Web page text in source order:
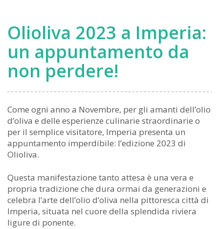
Olioliva 2023 a Imperia:
un appuntamento da
non perdere!
Come ogni anno a Novembre, per gli amanti dell’olio
d’oliva e delle esperienze culinarie straordinarie o
per il semplice visitatore, Imperia presenta un
appuntamento imperdibile: l’edizione 2023 di
Olioliva.
Questa manifestazione tanto attesa è una vera e
propria tradizione che dura ormai da generazioni e
celebra l’arte dell’olio d’oliva nella pittoresca città di
Imperia, situata nel cuore della splendida riviera
ligure di ponente.